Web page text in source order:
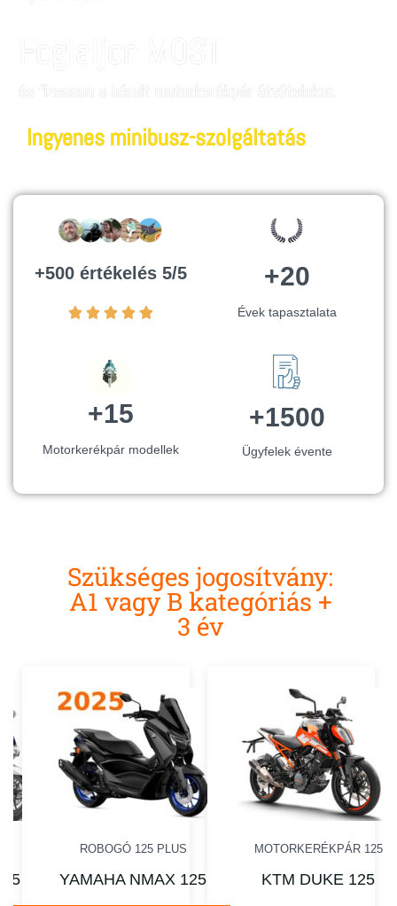
Ingyenes minibusz-szolgáltatás
+500 értékelés 5/5 +20
Évek tapasztalata
+15
Motorkerékpár modellek
+1500
Ügyfelek évente
Szükséges jogosítvány:
A1 vagy B kategóriás +
3 év
ROBOGÓ 125 PLUS
YAMAHA NMAX 125
MOTORKERÉKPÁR 125
KTM DUKE 125